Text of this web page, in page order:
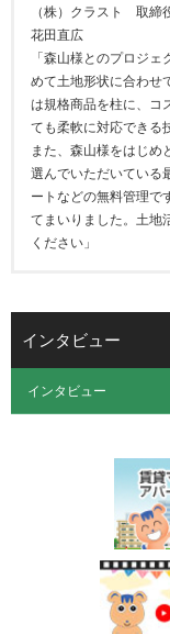
（株）クラスト 取
花田直広
「森山様とのプロジ
めて土地形状に合わせ
は規格商品を柱に、コ
ても柔軟に対応できる
また、森山様をはじめ
選んでいただいている
ートなどの無料管理で
てまいりました。土地
ください」
インタビュー
インタビュー